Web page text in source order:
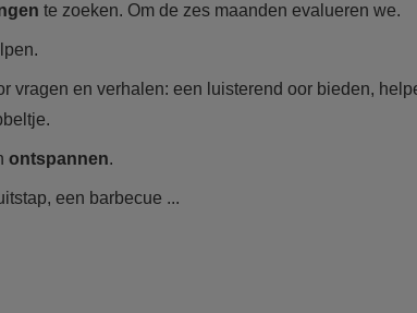
te zoeken. Om de zes maanden evalueren we.
vragen en verhalen: een luisterend oor bieden,
ontspannen.
een barbecue ...